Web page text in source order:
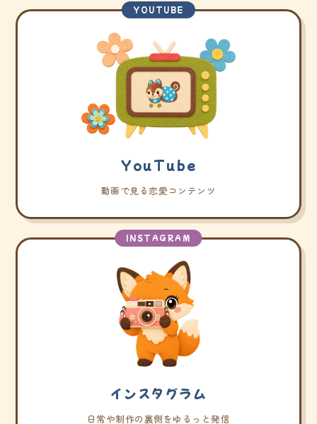
YOUTUBE
YouTube
動画で見る恋愛コンテンツ
INSTAGRAM
インスタグラム
日常や制作の裏側をゆるっと発信